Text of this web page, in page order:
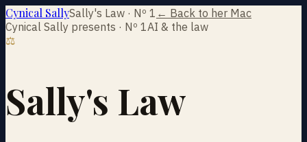
Cynical SallySally's Law · Nº 1 ← Back to her Mac
Cynical Sally presents · Nº 1AI & the law
⚖
Sally's Law